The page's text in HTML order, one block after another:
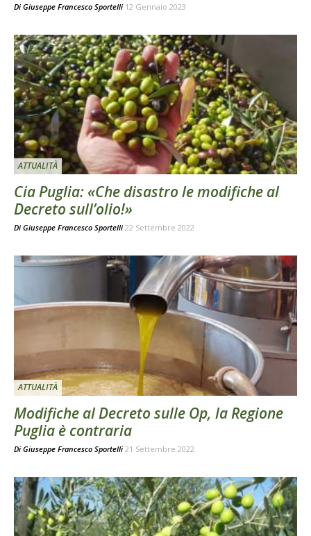
Di Giuseppe Francesco Sportelli 12 Gennaio 2023
ATTUALITÀ
Cia Puglia: «Che disastro le modifiche al
Decreto sull’olio!»
Di Giuseppe Francesco Sportelli 22 Settembre 2022
ATTUALITÀ
Modifiche al Decreto sulle Op, la Regione
Puglia è contraria
Di Giuseppe Francesco Sportelli 21 Settembre 2022